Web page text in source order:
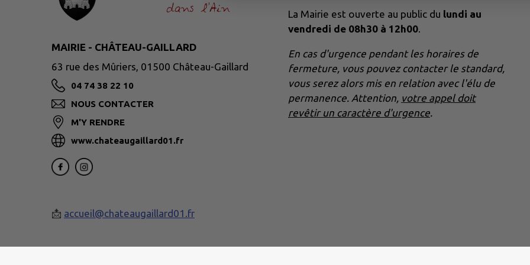
MAIRIE - CHÂTEAU-GAILLARD
63 rue des Mûriers, 01500 Château-Gaillard
04 74 38 22 10
NOUS CONTACTER
M'Y RENDRE
www.chateaugaillard01.fr
La Mairie est ouverte au public du lundi au
vendredi de 08h30 à 12h00.
En cas d'urgence pendant les horaires de
fermeture, vous pouvez contacter le standard,
vous serez alors mis en relation avec l'élu de
permanence. Attention, votre appel doit
revêtir un caractère d'urgence.
📩 accueil@chateaugaillard01.fr